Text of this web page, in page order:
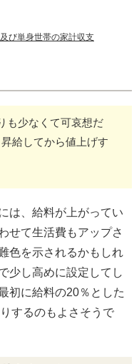
び単身世帯の家計収支
も少なくて可哀想だ
給してから値上げす
は、給料が上がってい
せて生活費もアップさ
色を示されるかもしれ
少し高めに設定してし
初に給料の20％とした
するのもよさそうで